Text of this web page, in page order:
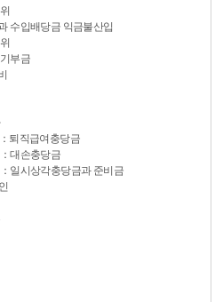
수입배당금 익금불산입
부금
퇴직급여충당금
대손충당금
일시상각충당금과 준비금